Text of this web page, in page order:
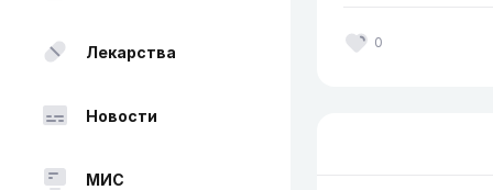
Лекарства
Новости
МИС
0